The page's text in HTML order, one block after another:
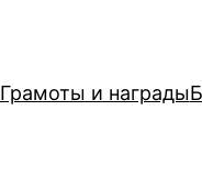
Грамоты и награды